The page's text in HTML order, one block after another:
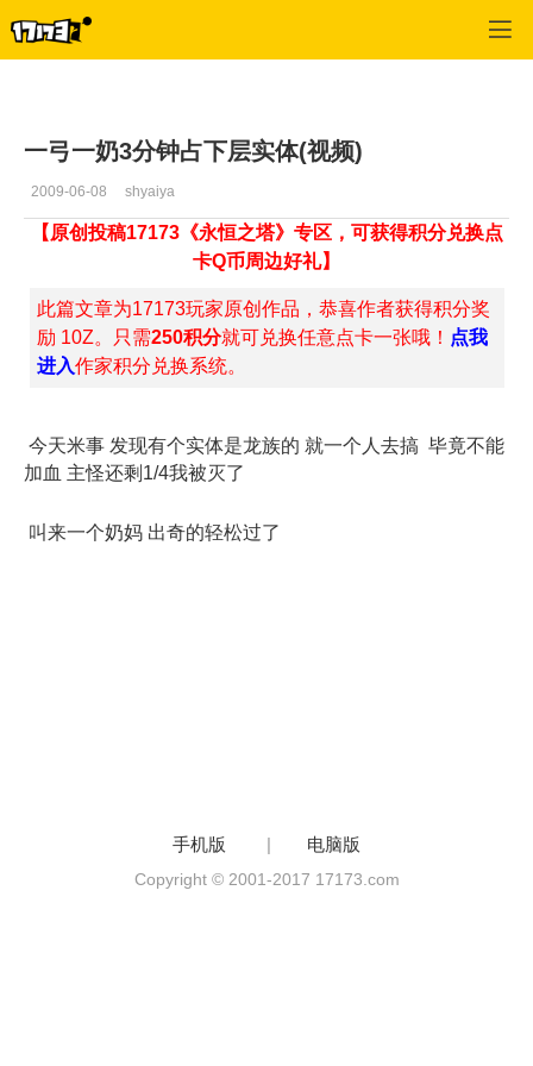
一弓一奶3分钟占下层实体(视频)
2009-06-08 shyaiya
【原创投稿17173《永恒之塔》专区，可获得积分兑换点
卡Q币周边好礼】
此篇文章为17173玩家原创作品，恭喜作者获得积分奖
励 10Z。只需250积分就可兑换任意点卡一张哦！ 点我
进入作家积分兑换系统。
今天米事 发现有个实体是龙族的 就一个人去搞 毕竟不能
加血 主怪还剩1/4我被灭了
叫来一个奶妈 出奇的轻松过了
手机版 电脑版
Copyright © 2001-2017 17173.com